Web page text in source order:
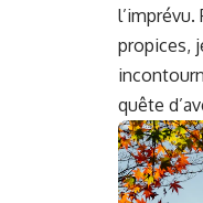
l’imprévu.
propices,
quête